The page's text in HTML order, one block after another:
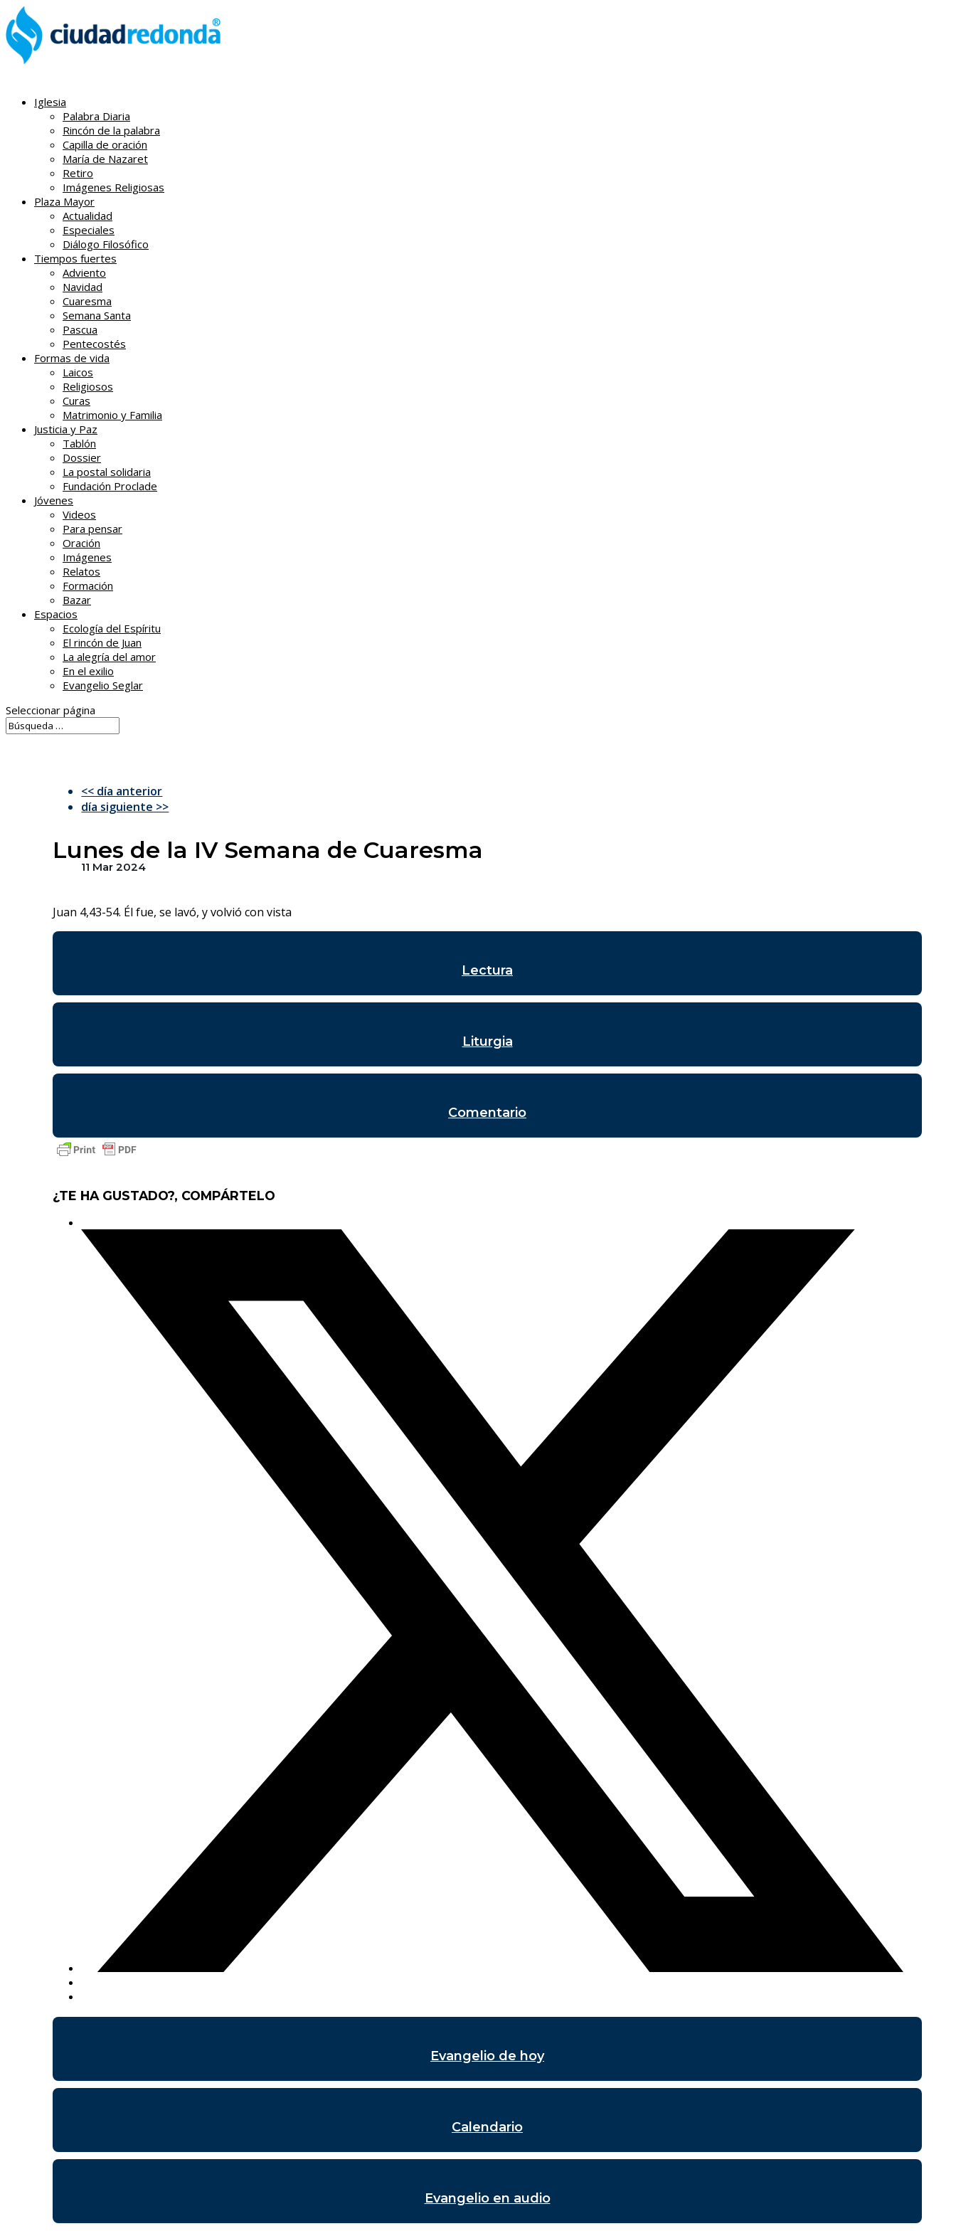
Iglesia
Palabra Diaria
Rincón de la palabra
Capilla de oración
María de Nazaret
Retiro
Imágenes Religiosas
Plaza Mayor
Actualidad
Especiales
Diálogo Filosófico
Tiempos fuertes
Adviento
Navidad
Cuaresma
Semana Santa
Pascua
Pentecostés
Formas de vida
Laicos
Religiosos
Curas
Matrimonio y Familia
Justicia y Paz
Tablón
Dossier
La postal solidaria
Fundación Proclade
Jóvenes
Videos
Para pensar
Oración
Imágenes
Relatos
Formación
Bazar
Espacios
Ecología del Espíritu
El rincón de Juan
La alegría del amor
En el exilio
Evangelio Seglar
Seleccionar página
<< día anterior
día siguiente >>
Lunes de la IV Semana de Cuaresma
11 Mar 2024
Juan 4,43-54. Él fue, se lavó, y volvió con vista
Lectura
Liturgia
Comentario
¿TE HA GUSTADO?, COMPÁRTELO
Evangelio de hoy
Calendario
Evangelio en audio